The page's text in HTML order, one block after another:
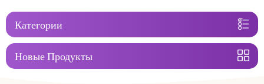
Категории
Новые Продукты